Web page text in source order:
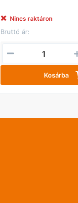
Nincs raktáron
Bruttó ár:
Kosárba